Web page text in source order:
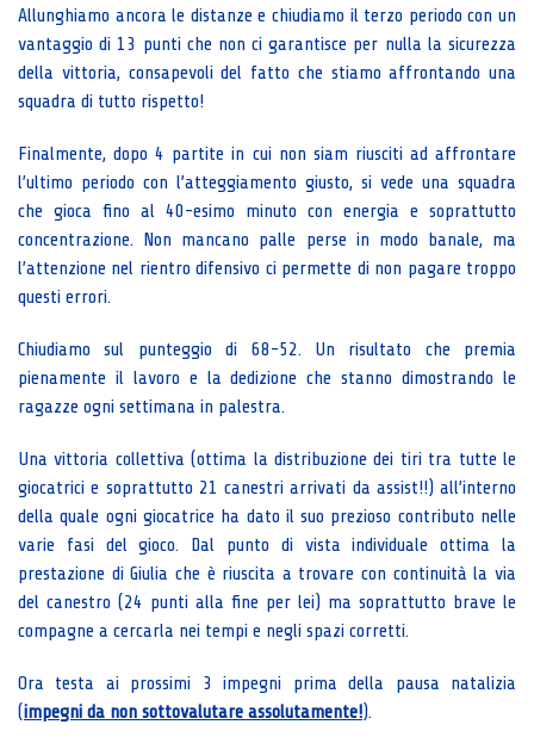
Allunghiamo ancora le distanze e chiudiamo il terzo periodo con un
vantaggio di 13 punti che non ci garantisce per nulla la sicurezza
della vittoria, consapevoli del fatto che stiamo affrontando una
squadra di tutto rispetto!
Finalmente, dopo 4 partite in cui non siam riusciti ad affrontare
l’ultimo periodo con l’atteggiamento giusto, si vede una squadra
che gioca fino al 40-esimo minuto con energia e soprattutto
concentrazione. Non mancano palle perse in modo banale, ma
l’attenzione nel rientro difensivo ci permette di non pagare troppo
questi errori.
Chiudiamo sul punteggio di 68-52. Un risultato che premia
pienamente il lavoro e la dedizione che stanno dimostrando le
ragazze ogni settimana in palestra.
Una vittoria collettiva (ottima la distribuzione dei tiri tra tutte le
giocatrici e soprattutto 21 canestri arrivati da assist!!) all’interno
della quale ogni giocatrice ha dato il suo prezioso contributo nelle
varie fasi del gioco. Dal punto di vista individuale ottima la
prestazione di Giulia che è riuscita a trovare con continuità la via
del canestro (24 punti alla fine per lei) ma soprattutto brave le
compagne a cercarla nei tempi e negli spazi corretti.
Ora testa ai prossimi 3 impegni prima della pausa natalizia
(impegni da non sottovalutare assolutamente!).